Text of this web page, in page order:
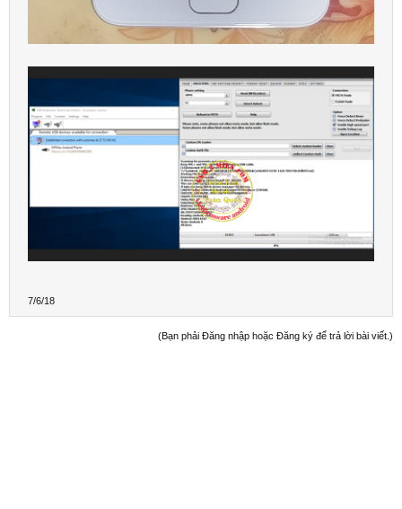
7/6/18
(Bạn phải Đăng nhập hoặc Đăng ký để trả lời bài viết.)